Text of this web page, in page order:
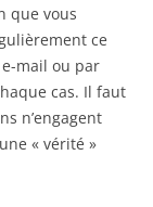
que vous
ce
mail ou par
cas. Il faut
n’engagent
« vérité »